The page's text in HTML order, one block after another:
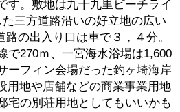
す。敷地は九十九里ビーチライ
三方道路沿いの好立地の広い
の出入り口は車で３，４分。
で270ｍ、一宮海水浴場は1,600
ーフィン会場だった釣ヶ埼海岸
用地や店舗などの商業事業用地
宅の別荘用地としてもいいかも